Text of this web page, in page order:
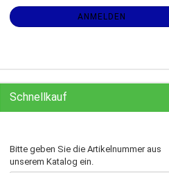
ANMELDUNG
ANMELDEN
Schnellkauf
BITTE
GEBEN
Bitte geben Sie die Artikelnummer aus
unserem Katalog ein.